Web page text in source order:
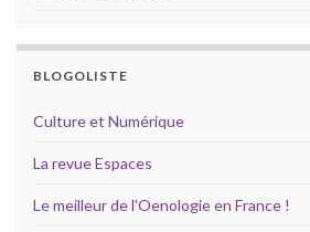
BLOGOLISTE
Culture et Numérique
La revue Espaces
Le meilleur de l'Oenologie en France !